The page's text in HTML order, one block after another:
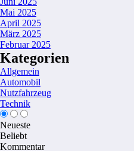
Mai 2025
April 2025
März 2025
Februar 2025
Kategorien
Allgemein
Automobil
Nutzfahrzeug
Technik
Neueste
Beliebt
Kommentar